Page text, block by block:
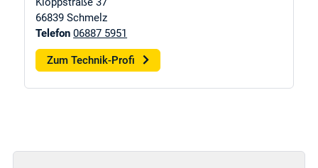
66839 Schmelz
Telefon 06887 5951
Zum Technik-Profi